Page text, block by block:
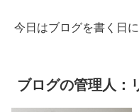
今日はブログを書く日
ブログの管理人：